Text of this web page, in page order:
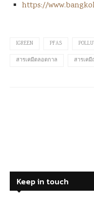
https://
IGREEN PFAS
สารเคมีตลอดกาล สารเคมี
Keep in touch